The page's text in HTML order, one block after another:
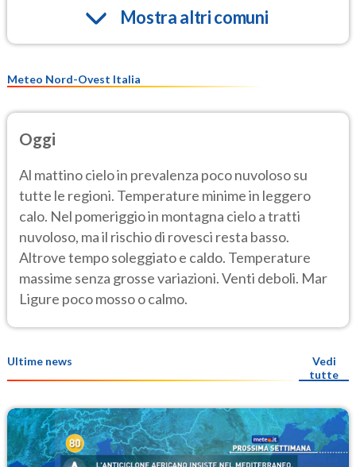
Mostra altri comuni
Meteo Nord-Ovest Italia
Oggi
Al mattino cielo in prevalenza poco nuvoloso su
tutte le regioni. Temperature minime in leggero
calo. Nel pomeriggio in montagna cielo a tratti
nuvoloso, ma il rischio di rovesci resta basso.
Altrove tempo soleggiato e caldo. Temperature
massime senza grosse variazioni. Venti deboli. Mar
Ligure poco mosso o calmo.
Ultime news
Vedi
tutte